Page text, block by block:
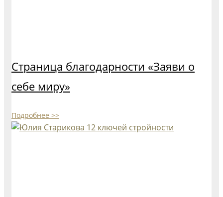
Страница благодарности «Заяви о
себе миру»
Подробнее >>